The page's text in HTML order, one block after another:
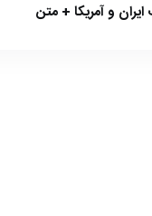
و آمریکا + متن